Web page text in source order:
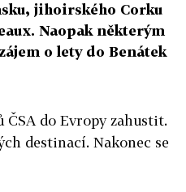
jihoirského Corku
Naopak některým
o lety do Benátek
ČSA do Evropy zahustit.
destinací. Nakonec se